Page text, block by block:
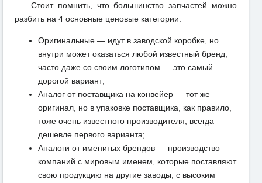
Стоит помнить, что большинство запчастей можно
разбить на 4 основные ценовые категории:
Оригинальные — идут в заводской коробке, но
внутри может оказаться любой известный бренд,
часто даже со своим логотипом — это самый
дорогой вариант;
Аналог от поставщика на конвейер — тот же
оригинал, но в упаковке поставщика, как правило,
тоже очень известного производителя, всегда
дешевле первого варианта;
Аналоги от именитых брендов — производство
компаний с мировым именем, которые поставляют
свою продукцию на другие заводы, с высоким